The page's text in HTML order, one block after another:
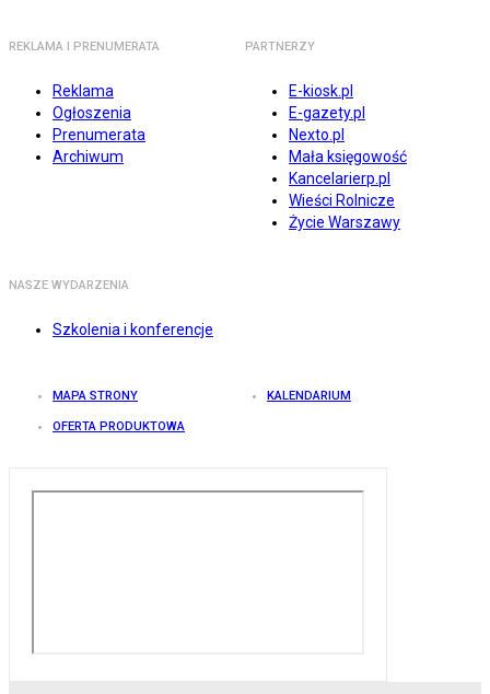
REKLAMA I PRENUMERATA
Reklama
Ogłoszenia
Prenumerata
Archiwum
PARTNERZY
E-kiosk.pl
E-gazety.pl
Nexto.pl
Mała księgowość
Kancelarierp.pl
Wieści Rolnicze
Życie Warszawy
NASZE WYDARZENIA
Szkolenia i konferencje
MAPA STRONY KALENDARIUM
OFERTA PRODUKTOWA